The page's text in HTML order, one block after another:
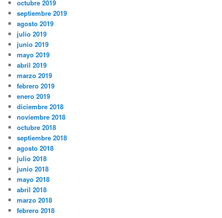
octubre 2019
septiembre 2019
agosto 2019
julio 2019
junio 2019
mayo 2019
abril 2019
marzo 2019
febrero 2019
enero 2019
diciembre 2018
noviembre 2018
octubre 2018
septiembre 2018
agosto 2018
julio 2018
junio 2018
mayo 2018
abril 2018
marzo 2018
febrero 2018